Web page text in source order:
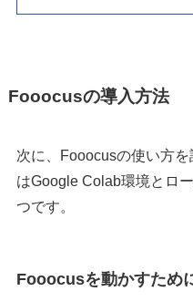
Fooocusの導入方法
次に、Fooocusの使い方
はGoogle Colab環境とロ
つです。
Fooocusを動かすため